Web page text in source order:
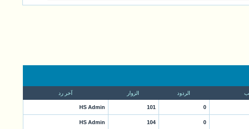
الردود الزوار آخر رد
0
101
HS Admin
0
104
HS Admin